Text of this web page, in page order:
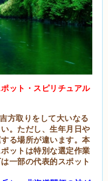
ット・スピリチュアル
方取りをして大いなる
。ただし、生年月日や
る場所が違います。本
ットは特別な選定作業
一部の代表的スポット